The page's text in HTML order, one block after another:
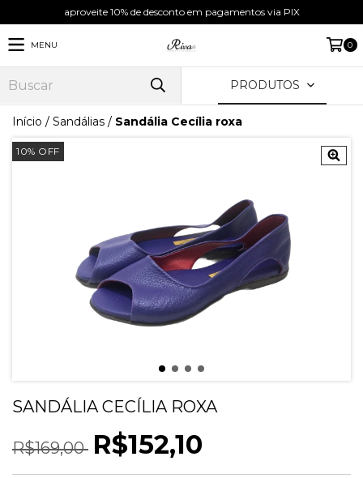
aproveite 10% de desconto em pagamentos via PIX
MENU 0
PRODUTOS
Início / Sandálias / Sandália Cecília roxa
10% OFF
SANDÁLIA CECÍLIA ROXA
R$169,00 R$152,10